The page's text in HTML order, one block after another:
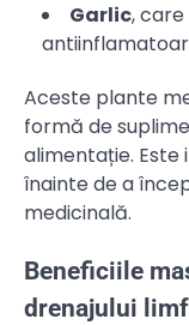
Garlic,
Aceste plante
formă de
alimentație.
înainte de a
medicinală.
Beneficiile
drenajului